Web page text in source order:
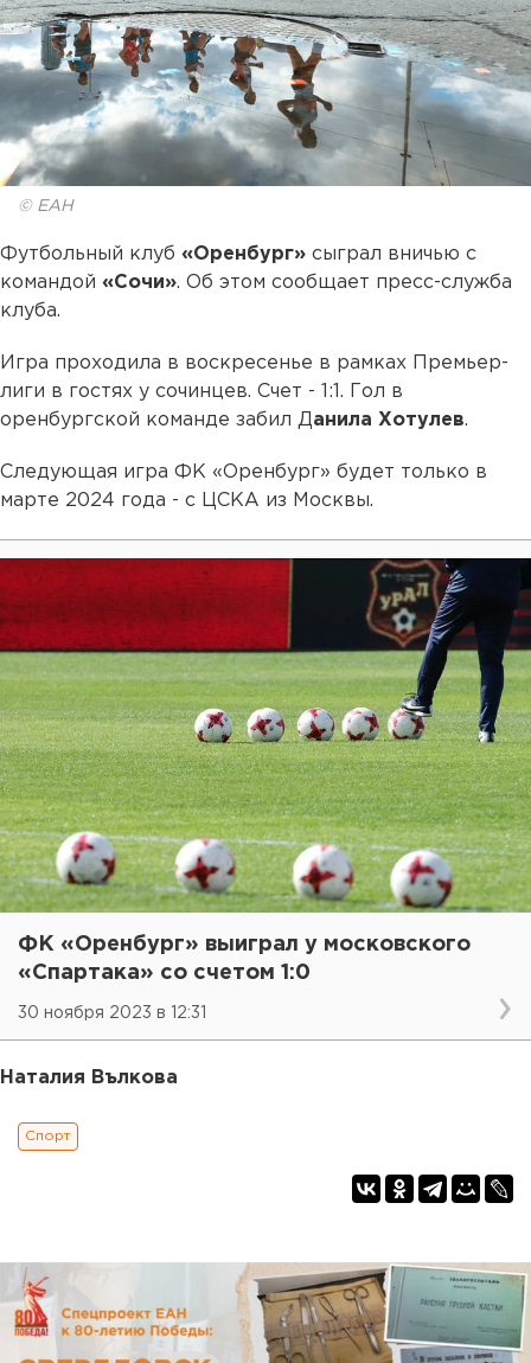
© ЕАН
Футбольный клуб «Оренбург» сыграл вничью с
командой «Сочи». Об этом сообщает пресс-служба
клуба.
Игра проходила в воскресенье в рамках Премьер-
лиги в гостях у сочинцев. Счет - 1:1. Гол в
оренбургской команде забил Данила Хотулев.
Следующая игра ФК «Оренбург» будет только в
марте 2024 года - с ЦСКА из Москвы.
ФК «Оренбург» выиграл у московского
«Спартака» со счетом 1:0
30 ноября 2023 в 12:31
Наталия Вълкова
Спорт